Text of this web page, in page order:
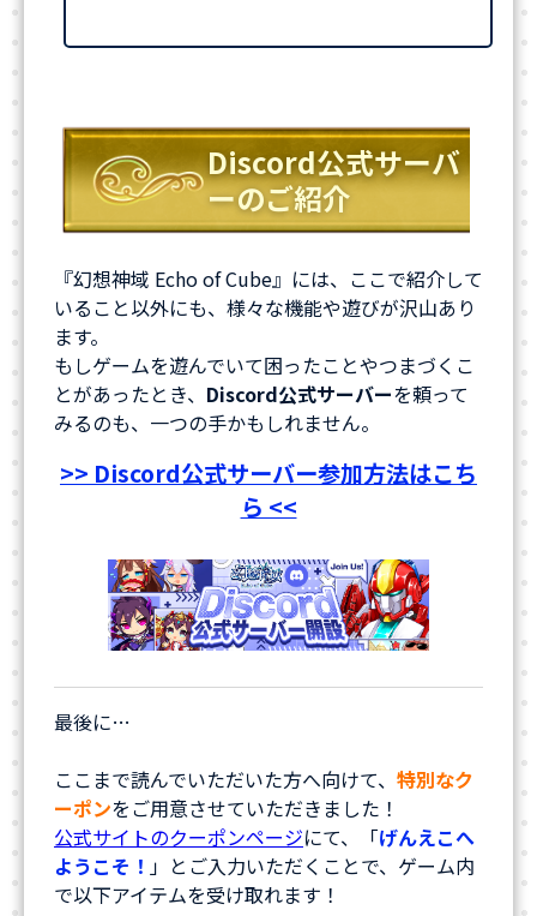
Discord公式サーバ
ーのご紹介
『幻想神域 Echo of Cube』には、ここで紹介して
いること以外にも、様々な機能や遊びが沢山あり
ます。
もしゲームを遊んでいて困ったことやつまづくこ
とがあったとき、 Discord公式サーバーを頼って
みるのも、一つの手かもしれません。
>> Discord公式サーバー参加方法はこち
ら <<
最後に…
ここまで読んでいただいた方へ向けて、 特別なク
ーポンをご用意させていただきました！
公式サイトのクーポンページにて、「げんえこへ
ようこそ！ 」とご入力いただくことで、ゲーム内
で以下アイテムを受け取れます！